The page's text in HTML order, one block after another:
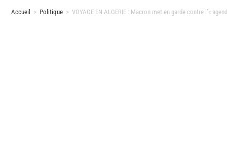
Accueil > Politique > VOYAGE EN ALGERIE : Macron met en garde contre l’«